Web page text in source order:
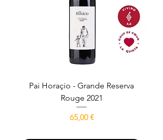
Pai Horaçio - Grande Reserva
Rouge 2021
Prix
65,00 €